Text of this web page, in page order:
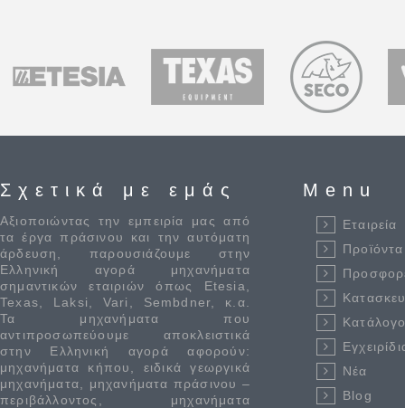
Σχετικά με εμάς
Αξιοποιώντας την εμπειρία μας από
τα έργα πράσινου και την αυτόματη
άρδευση, παρουσιάζουμε στην
Ελληνική αγορά μηχανήματα
σημαντικών εταιριών όπως Etesia,
Texas, Laksi, Vari, Sembdner, κ.α.
Τα μηχανήματα που
αντιπροσωπεύουμε αποκλειστικά
στην Ελληνική αγορά αφορούν:
μηχανήματα κήπου, ειδικά γεωργικά
μηχανήματα, μηχανήματα πράσινου –
περιβάλλοντος, μηχανήματα
Menu
Εταιρεία
Προϊόντα
Νέα
Blog